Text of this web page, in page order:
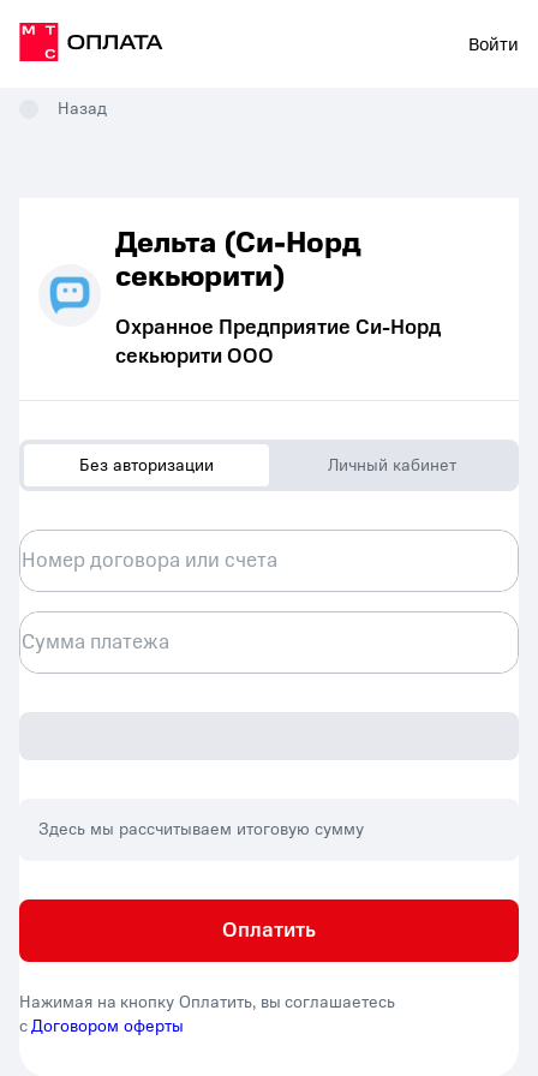
Войти
Назад
Дельта (Си-Норд
секьюрити)
Охранное Предприятие Си-Норд
секьюрити ООО
Без авторизации Личный кабинет
Номер договора или счета
Сумма платежа
Здесь мы рассчитываем итоговую сумму
Нажимая на кнопку Оплатить, вы соглашаетесь
сДоговором оферты
Оплатить